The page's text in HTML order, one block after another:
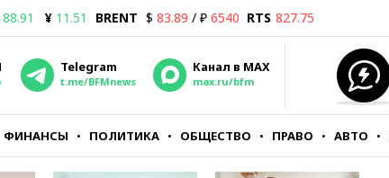
88.91 ¥ 11.51 BRENT $ 83.89 / ₽ 6540 RTS 827.75
Telegram
t.me/BFMnews
Канал в MAX
max.ru/bfm
ФИНАНСЫ ПОЛИТИКА ОБЩЕСТВО ПРАВО АВТО